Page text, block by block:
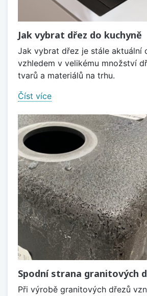
Jak vybrat dřez do kuchyně
Jak vybrat dřez je stále aktuální
vzhledem v velikému množství
tvarů a materiálů na trhu.
Číst více
Spodní strana granitových
Při výrobě granitových dřezů